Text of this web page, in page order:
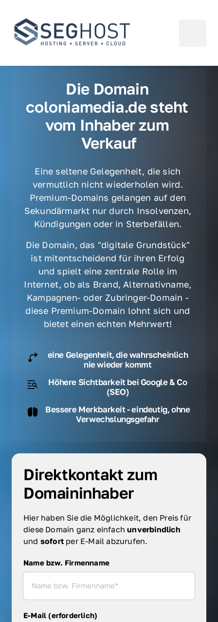
Die Domain
coloniamedia.de steht
vom Inhaber zum
Verkauf
Eine seltene Gelegenheit, die sich
vermutlich nicht wiederholen wird.
Premium-Domains gelangen auf den
Sekundärmarkt nur durch Insolvenzen,
Kündigungen oder in Sterbefällen.
Die Domain, das "digitale Grundstück"
ist mitentscheidend für ihren Erfolg
und spielt eine zentrale Rolle im
Internet, ob als Brand, Alternativname,
Kampagnen- oder Zubringer-Domain -
diese Premium-Domain lohnt sich und
bietet einen echten Mehrwert!
eine Gelegenheit, die wahrscheinlich
nie wieder kommt
Höhere Sichtbarkeit bei Google & Co
(SEO)
Bessere Merkbarkeit - eindeutig, ohne
Verwechslungsgefahr
Direktkontakt zum
Domaininhaber
Hier haben Sie die Möglichkeit, den Preis für
diese Domain ganz einfach
und sofort per E-Mail abzurufen.
Name bzw. Firmenname
Name bzw. Firmenname
E-Mail (erforderlich)